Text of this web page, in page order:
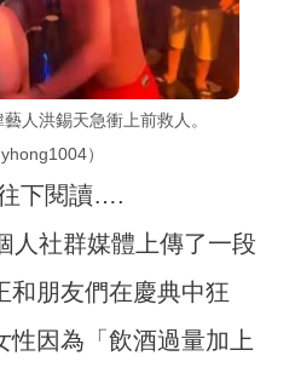
人洪錫天急衝上前救人。
）
下閱讀….
人社群媒體上傳了一段
和朋友們在慶典中狂
性因為「飲酒過量加上